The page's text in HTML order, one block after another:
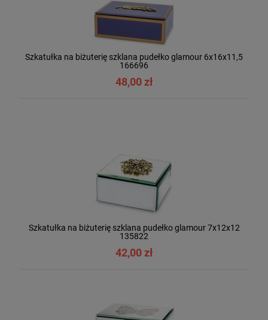
Szkatułka na biżuterię szklana pudełko glamour 6x16x11,5
166696
48,00 zł
Szkatułka na biżuterię szklana pudełko glamour 7x12x12
135822
42,00 zł